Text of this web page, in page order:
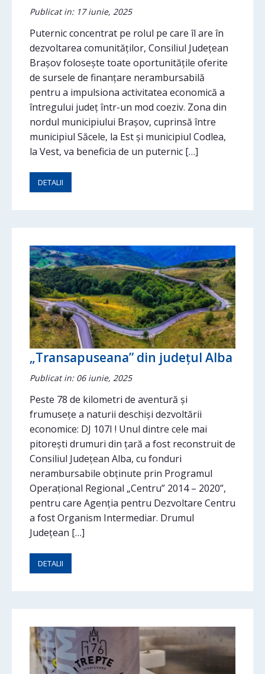
Publicat in: 17 iunie, 2025
Puternic concentrat pe rolul pe care îl are în
dezvoltarea comunităților, Consiliul Județean
Brașov folosește toate oportunitățile oferite
de sursele de finanțare nerambursabilă
pentru a impulsiona activitatea economică a
întregului județ într-un mod coeziv. Zona din
nordul municipiului Brașov, cuprinsă între
municipiul Săcele, la Est și municipiul Codlea,
la Vest, va beneficia de un puternic […]
DETALII
„Transapuseana” din județul Alba
Publicat in: 06 iunie, 2025
Peste 78 de kilometri de aventură și
frumusețe a naturii deschiși dezvoltării
economice: DJ 107I ! Unul dintre cele mai
pitorești drumuri din țară a fost reconstruit de
Consiliul Județean Alba, cu fonduri
nerambursabile obținute prin Programul
Operațional Regional „Centru” 2014 – 2020”,
pentru care Agenția pentru Dezvoltare Centru
a fost Organism Intermediar. Drumul
Județean […]
DETALII